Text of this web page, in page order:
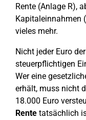
Rente (Anlage R),
Kapitaleinnahmen
vieles mehr.
Nicht jeder Euro
steuerpflichtigen
Wer eine
erhält, muss nicht
18.000 Euro
Rente tatsächlich